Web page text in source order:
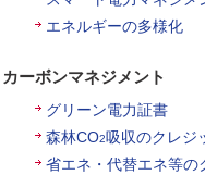
エネルギーの多様化
カーボンマネジメント
グリーン電力証書
森林CO2吸収のクレジ
省エネ・代替エネ等の